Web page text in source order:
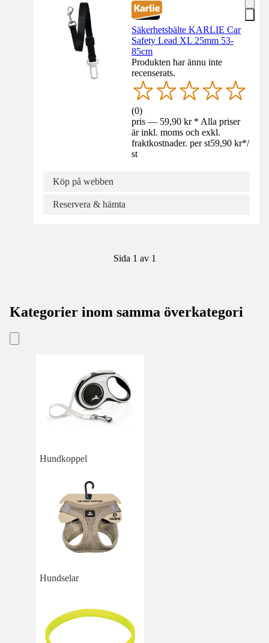
Säkerhetsbälte KARLIE Car
Safety Lead XL 25mm 53-
85cm
Produkten har ännu inte
recenserats.
(0)
pris — 59,90 kr * Alla priser
är inkl. moms och exkl.
fraktkostnader. per st59,90 kr*/
st
Köp på webben
Reservera & hämta
Sida 1 av 1
Kategorier inom samma överkategori
Hundkoppel
Hundselar